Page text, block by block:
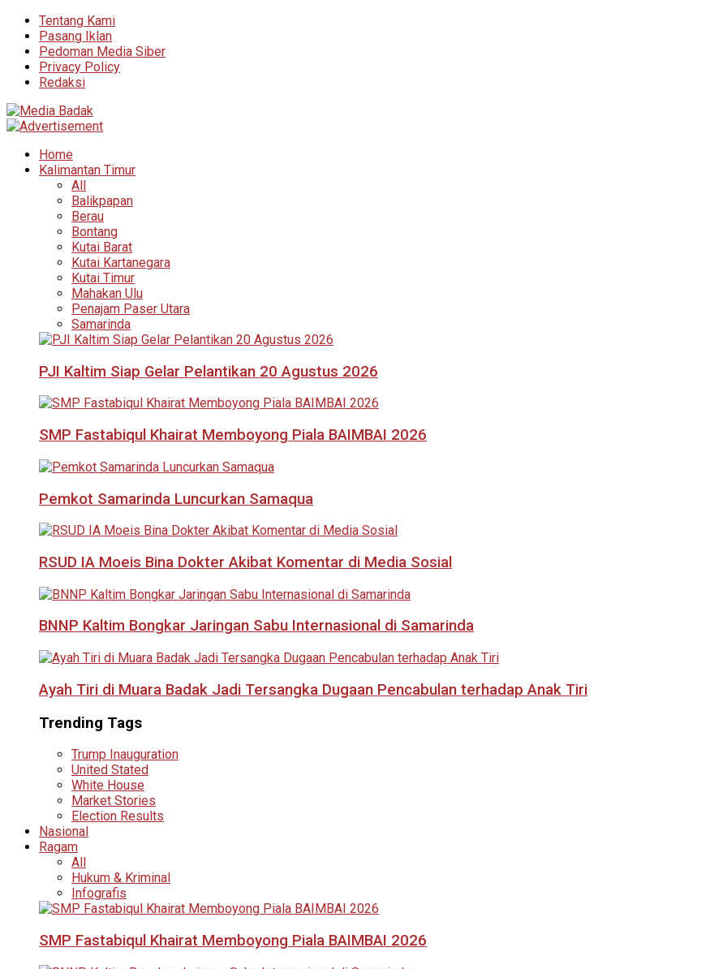
Tentang Kami
Pasang Iklan
Pedoman Media Siber
Privacy Policy
Redaksi
Home
Kalimantan Timur
All
Balikpapan
Berau
Bontang
Kutai Barat
Kutai Kartanegara
Kutai Timur
Mahakan Ulu
Penajam Paser Utara
Samarinda
PJI Kaltim Siap Gelar Pelantikan 20 Agustus 2026
SMP Fastabiqul Khairat Memboyong Piala BAIMBAI 2026
Pemkot Samarinda Luncurkan Samaqua
RSUD IA Moeis Bina Dokter Akibat Komentar di Media Sosial
BNNP Kaltim Bongkar Jaringan Sabu Internasional di Samarinda
Ayah Tiri di Muara Badak Jadi Tersangka Dugaan Pencabulan terhadap Anak Tiri
Trending Tags
Trump Inauguration
United Stated
White House
Market Stories
Election Results
Nasional
Ragam
All
Hukum & Kriminal
Infografis
SMP Fastabiqul Khairat Memboyong Piala BAIMBAI 2026